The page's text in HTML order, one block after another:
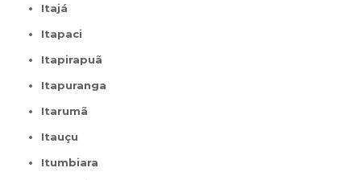
Itajá
Itapaci
Itapirapuã
Itapuranga
Itarumã
Itauçu
Itumbiara